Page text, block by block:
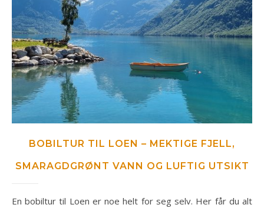
BOBILTUR TIL LOEN – MEKTIGE FJELL,
SMARAGDGRØNT VANN OG LUFTIG UTSIKT
En bobiltur til Loen er noe helt for seg selv. Her får du alt